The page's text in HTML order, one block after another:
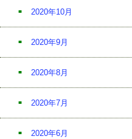
2020年10月
2020年9月
2020年8月
2020年7月
2020年6月